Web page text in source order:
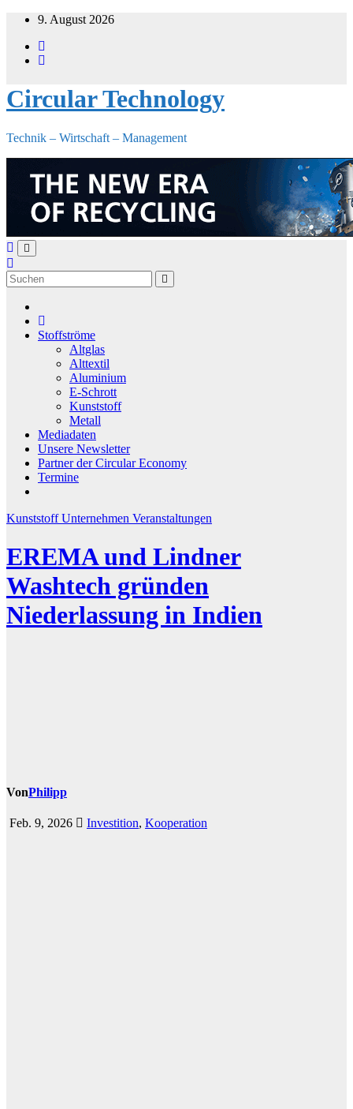
Zum
springen
9. August 2026
Circular Technology
Technik – Wirtschaft – Management
Stoffströme
Altglas
Alttextil
Aluminium
E-Schrott
Kunststoff
Metall
Mediadaten
Unsere Newsletter
Partner der Circular Economy
Termine
KunststoffUnternehmen Veranstaltungen
EREMA und Lindner
Washtech gründen
Niederlassung in Indien
VonPhilipp
Feb. 9, 2026 Investition, Kooperation